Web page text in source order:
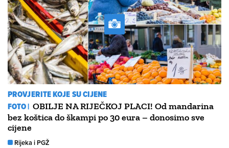
PROVJERITE KOJE SU CIJENE
FOTO | OBILJE NA RIJEČKOJ PLACI! Od mandarina
bez koštica do škampi po 30 eura – donosimo sve
cijene
Rijeka i PGŽ